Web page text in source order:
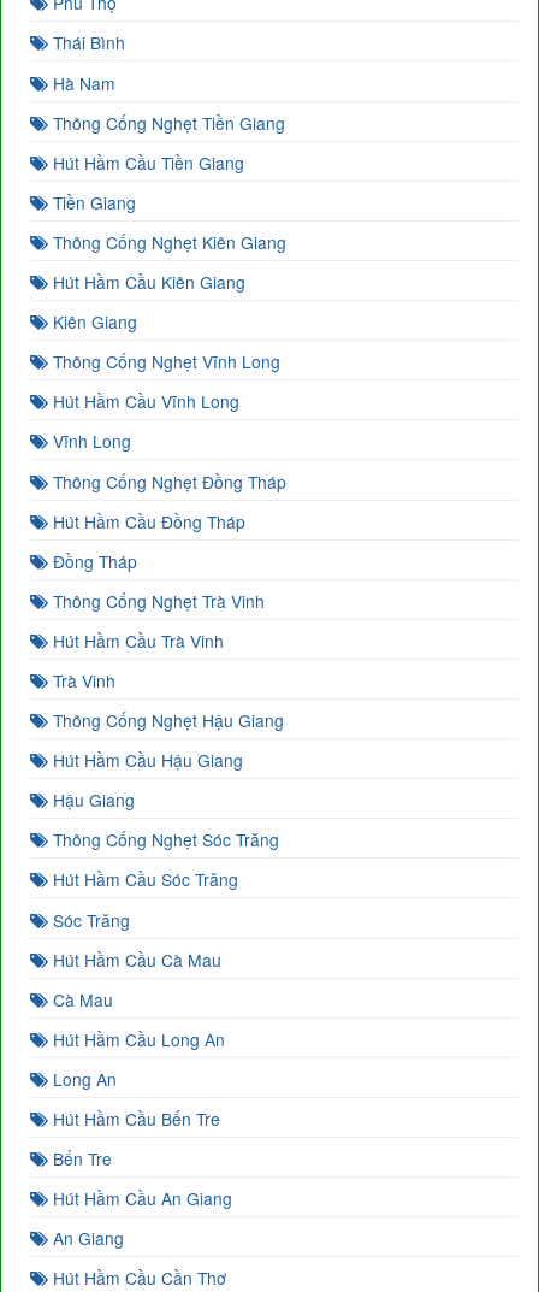
Thái Bình
Hà Nam
Thông Cống Nghẹt Tiền Giang
Hút Hầm Cầu Tiền Giang
Tiền Giang
Thông Cống Nghẹt Kiên Giang
Hút Hầm Cầu Kiên Giang
Kiên Giang
Thông Cống Nghẹt Vĩnh Long
Hút Hầm Cầu Vĩnh Long
Vĩnh Long
Thông Cống Nghẹt Đồng Tháp
Hút Hầm Cầu Đồng Tháp
Đồng Tháp
Thông Cống Nghẹt Trà Vinh
Hút Hầm Cầu Trà Vinh
Trà Vinh
Thông Cống Nghẹt Hậu Giang
Hút Hầm Cầu Hậu Giang
Hậu Giang
Thông Cống Nghẹt Sóc Trăng
Hút Hầm Cầu Sóc Trăng
Sóc Trăng
Hút Hầm Cầu Cà Mau
Cà Mau
Hút Hầm Cầu Long An
Long An
Hút Hầm Cầu Bến Tre
Bến Tre
Hút Hầm Cầu An Giang
An Giang
Hút Hầm Cầu Cần Thơ